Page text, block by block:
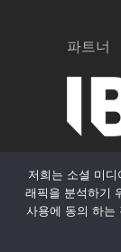
파트너
저희는 소셜 미
래픽을 분석하기
사용에 동의 하는